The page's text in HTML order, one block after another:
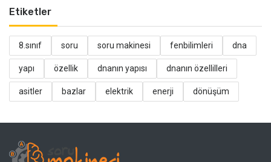
Etiketler
8.sınıf soru soru makinesi fenbilimleri dna
yapı özellik dnanın yapısı dnanın özellilleri
asitler bazlar elektrik enerji dönüşüm